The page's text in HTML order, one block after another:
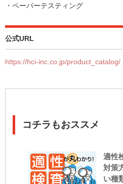
・ペーパーテスティング
公式URL
https://hci-inc.co.jp/product_catalog/
コチラもおススメ
適性
対策
い種